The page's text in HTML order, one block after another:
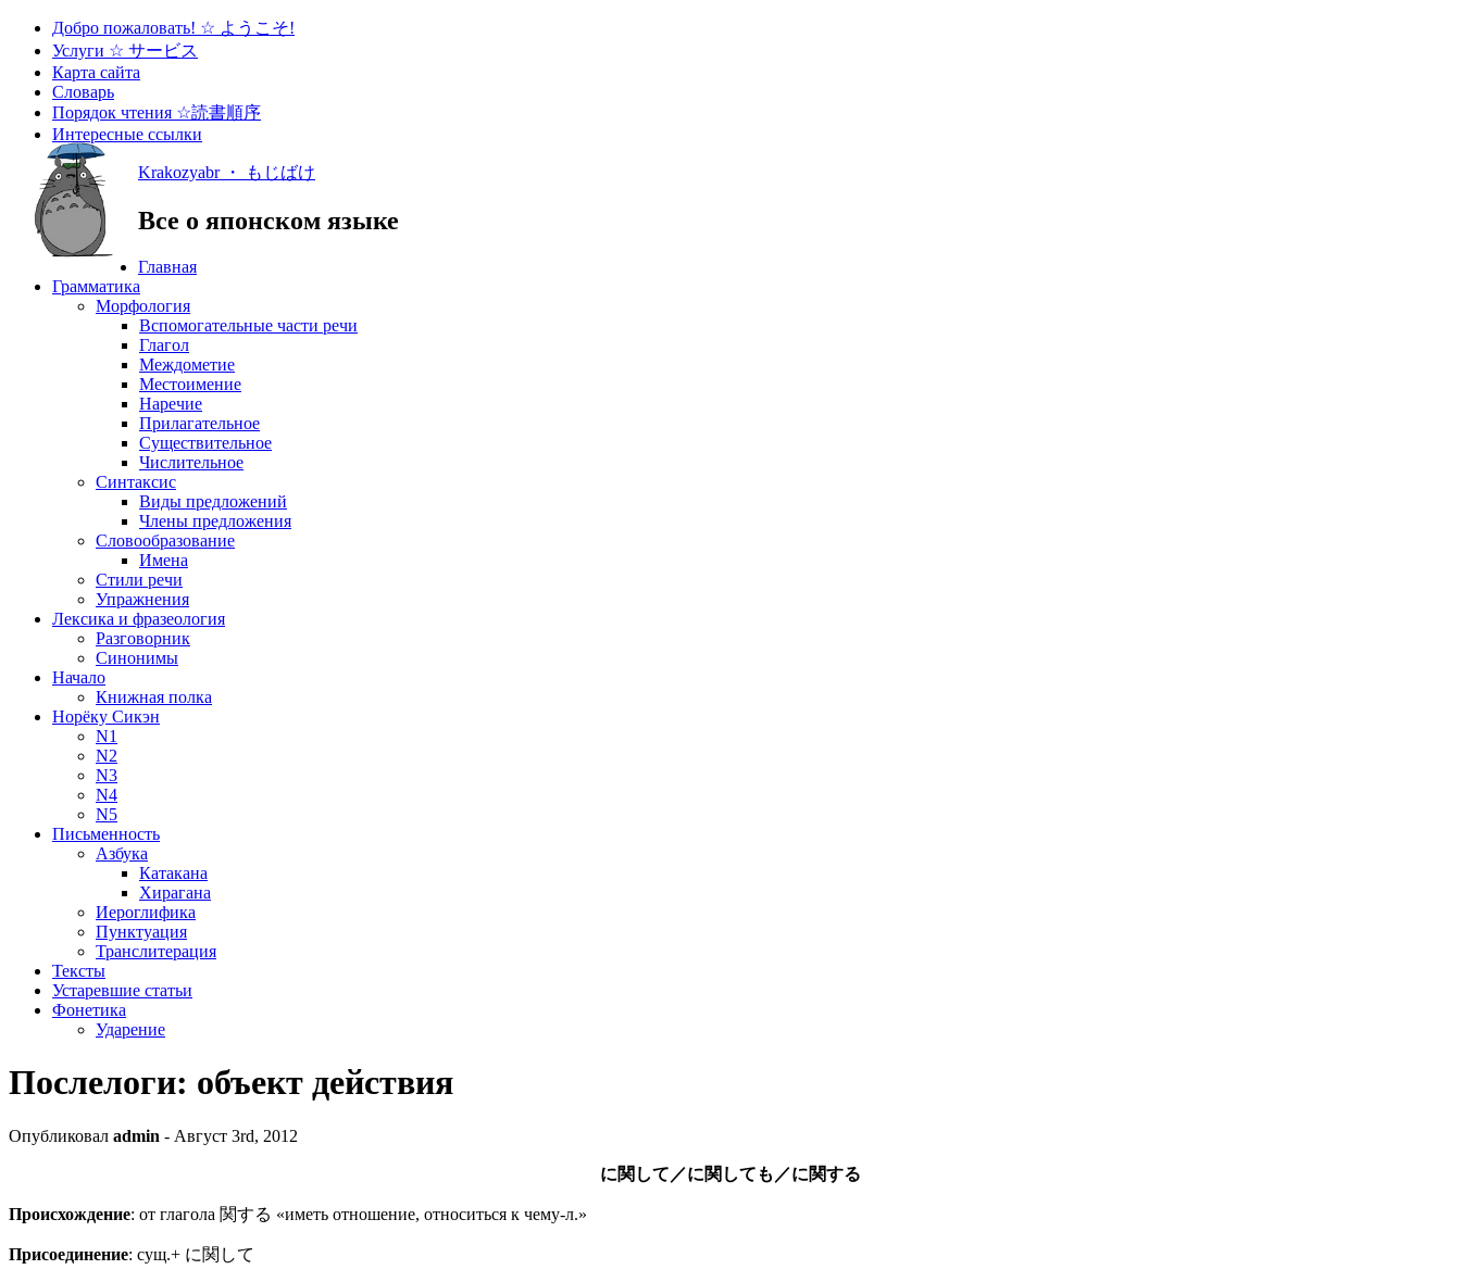
Добро пожаловать! ☆ ようこそ!
Услуги ☆ サービス
Карта сайта
Словарь
Порядок чтения ☆読書順序
Интересные ссылки
Krakozyabr ・ もじばけ
Все о японском языке
Главная
Грамматика
Морфология
Вспомогательные части речи
Глагол
Междометие
Местоимение
Наречие
Прилагательное
Существительное
Числительное
Синтаксис
Виды предложений
Члены предложения
Словообразование
Имена
Стили речи
Упражнения
Лексика и фразеология
Разговорник
Синонимы
Начало
Книжная полка
Норёку Сикэн
N1
N2
N3
N4
N5
Письменность
Азбука
Катакана
Хирагана
Иероглифика
Пунктуация
Транслитерация
Тексты
Устаревшие статьи
Фонетика
Ударение
Послелоги: объект действия
Опубликовал admin - Август 3rd, 2012
に関して／に関しても／に関する
Происхождение: от глагола 関する «иметь отношение, относиться к чему-л.»
Присоединение: сущ.+ に関して